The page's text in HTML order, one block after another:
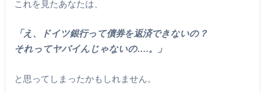
これを見たあなたは、
「え、ドイツ銀行って債券を返済できないの？
それってヤバイんじゃないの….。」
と思ってしまったかもしれません。